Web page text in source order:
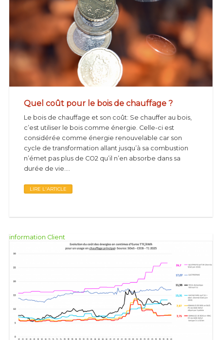
Quel coût pour le bois de chauffage ?
Le bois de chauffage et son coût: Se chauffer au bois,
c’est utiliser le bois comme énergie. Celle-ci est
considérée comme énergie renouvelable car son
cycle de transformation allant jusqu’à sa combustion
n’émet pas plus de CO2 qu’il n’en absorbe dans sa
durée de vie....
LIRE L'ARTICLE
information Client